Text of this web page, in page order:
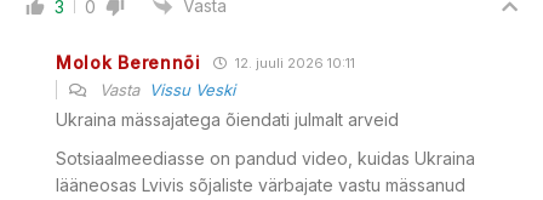
3 0 Vasta
Molok Berennõi 12. juuli 2026 10:11
Vasta Vissu Veski
Ukraina mässajatega õiendati julmalt arveid
Sotsiaalmeediasse on pandud video, kuidas Ukraina
lääneosas Lvivis sõjaliste värbajate vastu mässanud